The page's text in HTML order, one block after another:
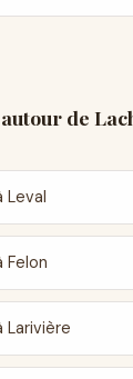
de
Leval
Felon
Larivière